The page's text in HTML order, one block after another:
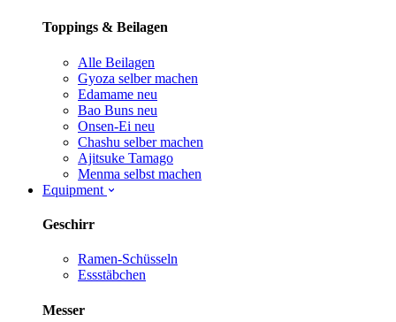
Toppings & Beilagen
Alle Beilagen
Gyoza selber machen
Edamame neu
Bao Buns neu
Onsen-Ei neu
Chashu selber machen
Ajitsuke Tamago
Menma selbst machen
Equipment
Geschirr
Ramen-Schüsseln
Essstäbchen
Messer